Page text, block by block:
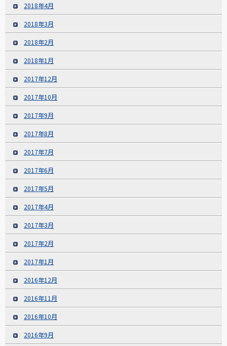
2018年4月
2018年3月
2018年2月
2018年1月
2017年12月
2017年10月
2017年9月
2017年8月
2017年7月
2017年6月
2017年5月
2017年4月
2017年3月
2017年2月
2017年1月
2016年12月
2016年11月
2016年10月
2016年9月